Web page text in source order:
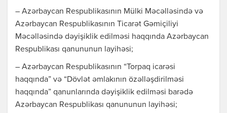
– Azərbaycan Respublikasının Mülki Məcəlləsində və
Azərbaycan Respublikasının Ticarət Gəmiçiliyi
Məcəlləsində dəyişiklik edilməsi haqqında Azərbaycan
Respublikası qanununun layihəsi;
– Azərbaycan Respublikasının “Torpaq icarəsi
haqqında” və “Dövlət əmlakının özəlləşdirilməsi
haqqında” qanunlarında dəyişiklik edilməsi barədə
Azərbaycan Respublikası qanununun layihəsi;